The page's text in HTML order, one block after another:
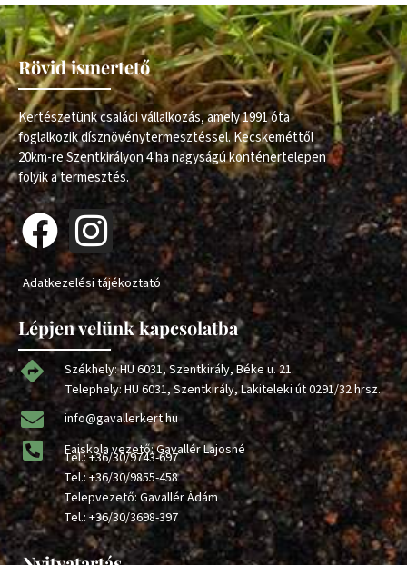
Rövid ismertető
Kertészetünk családi vállalkozás, amely 1991 óta
foglalkozik dísznövénytermesztéssel. Kecskeméttől
20km-re Szentkirályon 4 ha nagyságú konténertelepen
folyik a termesztés.
Adatkezelési tájékoztató
Lépjen velünk kapcsolatba
Székhely: HU 6031, Szentkirály, Béke u. 21.
Telephely: HU 6031, Szentkirály, Lakiteleki út 0291/32 hrsz.
info@gavallerkert.hu
Faiskola vezető: Gavallér Lajosné
Tel.:+36/30/9743-697
Tel.:+36/30/9855-458
Telepvezető: Gavallér Ádám
Tel.:+36/30/3698-397